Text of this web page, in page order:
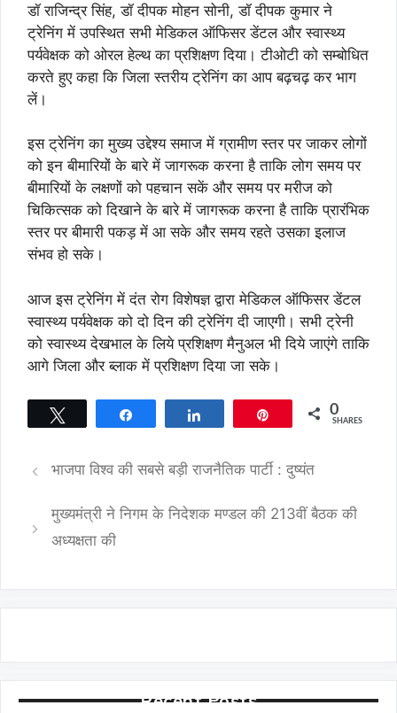
डॉ राजिन्द्र सिंह, डॉ दीपक मोहन सोनी, डॉ दीपक कुमार ने
ट्रेनिंग में उपस्थित सभी मेडिकल ऑफिसर डेंटल और स्वास्थ्य
पर्यवेक्षक को ओरल हेल्थ का प्रशिक्षण दिया। टीओटी को सम्बोधित
करते हुए कहा कि जिला स्तरीय ट्रेनिंग का आप बढ़चढ़ कर भाग
लें।
इस ट्रेनिंग का मुख्य उद्देश्य समाज में ग्रामीण स्तर पर जाकर लोगों
को इन बीमारियों के बारे में जागरूक करना है ताकि लोग समय पर
बीमारियों के लक्षणों को पहचान सकें और समय पर मरीज को
चिकित्सक को दिखाने के बारे में जागरूक करना है ताकि प्रारंभिक
स्तर पर बीमारी पकड़ में आ सके और समय रहते उसका इलाज
संभव हो सके।
आज इस ट्रेनिंग में दंत रोग विशेषज्ञ द्वारा मेडिकल ऑफिसर डेंटल
स्वास्थ्य पर्यवेक्षक को दो दिन की ट्रेनिंग दी जाएगी। सभी ट्रेनी
को स्वास्थ्य देखभाल के लिये प्रशिक्षण मैनुअल भी दिये जाएंगे ताकि
आगे जिला और ब्लाक में प्रशिक्षण दिया जा सके।
0
SHARES
भाजपा विश्व की सबसे बड़ी राजनैतिक पार्टी : दुष्यंत
मुख्यमंत्री ने निगम के निदेशक मण्डल की 213वीं बैठक की
अध्यक्षता की
Recent Posts